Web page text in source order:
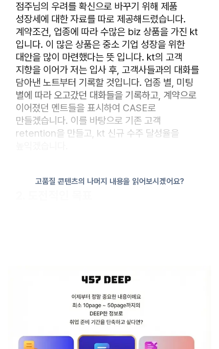
점주님의 우려를 확신으로 바꾸기 위해 제품
성장세에 대한 자료를 따로 제공해드렸습니다.
계약조건, 업종에 따라 수많은 biz 상품을 가진 kt
입니다. 이 많은 상품은 중소 기업 성장을 위한
대안을 많이 마련했다는 뜻 입니다. kt의 고객
지향을 이어가 저는 입사 후, 고객사들과의 대화를
담아낸 노트부터 기록할 것입니다. 업종 별, 미팅
별에 따라 오고갔던 대화들을 기록하고, 계약으로
이어졌던 멘트들을 표시하여 CASE로
만들겠습니다. 이를 바탕으로 기존 고객
retention을 만들고, kt 신규 수주 달성율을
고품질 콘텐츠의 나머지 내용을 읽어보시겠어요?